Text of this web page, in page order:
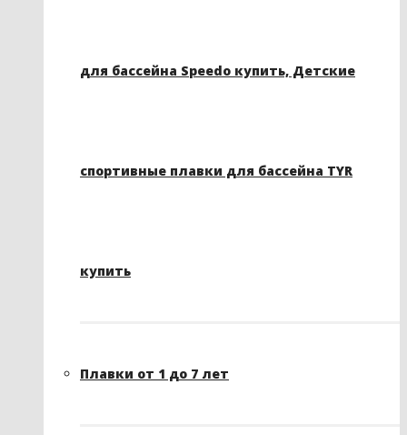
для бассейна Speedo купить, Детские
спортивные плавки для бассейна TYR
купить
Плавки от 1 до 7 лет